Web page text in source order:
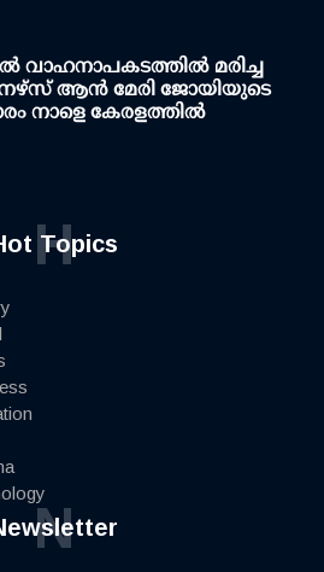
വാഹനാപകടത്തിൽ മരിച്ച
നഴ്സ് ആൻ മേരി ജോയിയുടെ
നാളെ കേരളത്തിൽ
Topics
H
N